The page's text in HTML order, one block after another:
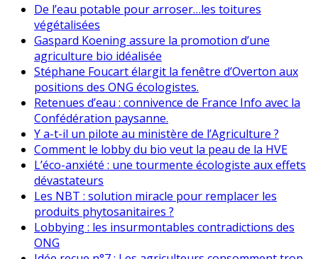
De l’eau potable pour arroser…les toitures
végétalisées
Gaspard Koening assure la promotion d’une
agriculture bio idéalisée
Stéphane Foucart élargit la fenêtre d’Overton aux
positions des ONG écologistes.
Retenues d’eau : connivence de France Info avec la
Confédération paysanne.
Y a-t-il un pilote au ministère de l’Agriculture ?
Comment le lobby du bio veut la peau de la HVE
L’éco-anxiété : une tourmente écologiste aux effets
dévastateurs
Les NBT : solution miracle pour remplacer les
produits phytosanitaires ?
Lobbying : les insurmontables contradictions des
ONG